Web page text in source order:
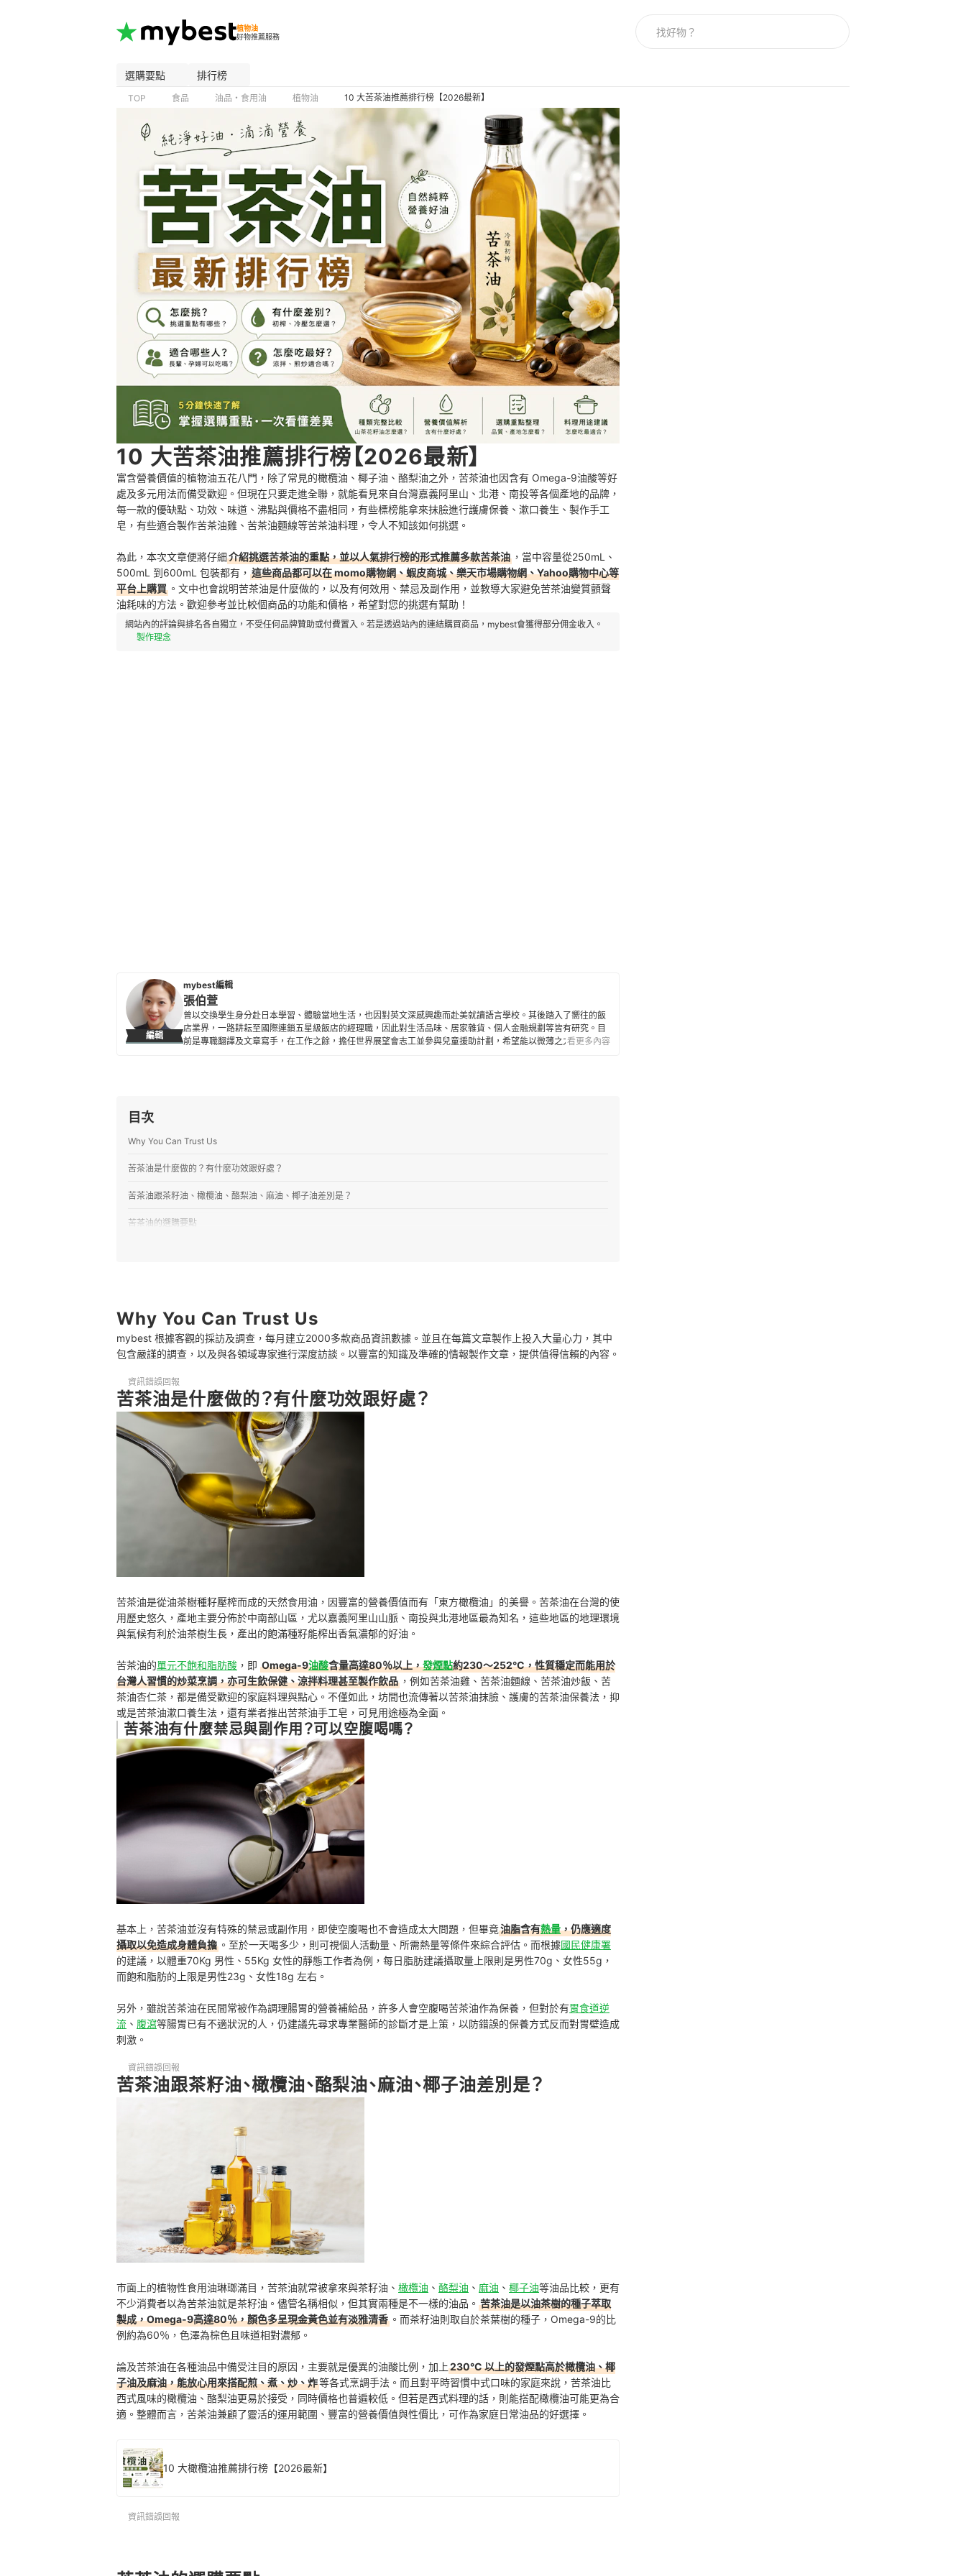
植物油
好物推薦服務
選購要點 排行榜
TOP 食品 油品・食用油 植物油 10 大苦茶油推薦排行榜【2026最新】
10 大苦茶油推薦排行榜【2026最新】
富含營養價值的植物油五花八門，除了常見的橄欖油、椰子油、酪梨油之外，苦茶油也因含有 Omega-9油酸等好
處及多元用法而備受歡迎。但現在只要走進全聯，就能看見來自台灣嘉義阿里山、北港、南投等各個產地的品牌，
每一款的優缺點、功效、味道、沸點與價格不盡相同，有些標榜能拿來抹臉進行護膚保養、漱口養生、製作手工
皂，有些適合製作苦茶油雞、苦茶油麵線等苦茶油料理，令人不知該如何挑選。
為此，本次文章便將仔細介紹挑選苦茶油的重點，並以人氣排行榜的形式推薦多款苦茶油 ，當中容量從250mL、
500mL 到600mL 包裝都有， 這些商品都可以在 momo購物網、蝦皮商城、樂天市場購物網、Yahoo購物中心等
平台上購買 。文中也會說明苦茶油是什麼做的，以及有何效用、禁忌及副作用，並教導大家避免苦茶油變質顫聲
油耗味的方法。歡迎參考並比較個商品的功能和價格，希望對您的挑選有幫助！
網站內的評論與排名各自獨立，不受任何品牌贊助或付費置入。若是透過站內的連結購買商品，mybest會獲得部分佣金收入。
製作理念
編輯
mybest編輯
張伯萱
曾以交換學生身分赴日本學習、體驗當地生活，也因對英文深感興趣而赴美就讀語言學校。其後踏入了嚮往的飯
店業界，一路耕耘至國際連鎖五星級飯店的經理職，因此對生活品味、居家雜貨、個人金融規劃等皆有研究。目
前是專職翻譯及文章寫手，在工作之餘，擔任世界展望會志工並參與兒童援助計劃，希望能以微薄之力對社會有
看更多內容
目次
Why You Can Trust Us
苦茶油是什麼做的？有什麼功效跟好處？
苦茶油跟茶籽油、橄欖油、酪梨油、麻油、椰子油差別是？
苦茶油的選購要點
選容量適中的深色玻璃瓶裝，開封後3個月內用完以免變質
4 以具安全認證的優質純苦茶油為優先
苦茶油還有什麼用法？嘗試苦茶油料理、苦茶油護膚
一併認識其他優質植物油
Why You Can Trust Us
mybest 根據客觀的採訪及調查，每月建立2000多款商品資訊數據。並且在每篇文章製作上投入大量心力，其中
包含嚴謹的調查，以及與各領域專家進行深度訪談。以豐富的知識及準確的情報製作文章，提供值得信賴的內容。
資訊錯誤回報
苦茶油是什麼做的？有什麼功效跟好處？
苦茶油是從油茶樹種籽壓榨而成的天然食用油，因豐富的營養價值而有「東方橄欖油」的美譽。苦茶油在台灣的使
用歷史悠久，產地主要分佈於中南部山區，尤以嘉義阿里山山脈、南投與北港地區最為知名，這些地區的地理環境
與氣候有利於油茶樹生長，產出的飽滿種籽能榨出香氣濃郁的好油。
苦茶油的單元不飽和脂肪酸 ，即 Omega-9油酸含量高達80％以上，發煙點約230～252°C，性質穩定而能用於
台灣人習慣的炒菜烹調，亦可生飲保健、涼拌料理甚至製作飲品 ，例如苦茶油雞、苦茶油麵線、苦茶油炒飯、苦
茶油杏仁茶，都是備受歡迎的家庭料理與點心。不僅如此，坊間也流傳著以苦茶油抹臉、護膚的苦茶油保養法，抑
或是苦茶油漱口養生法，還有業者推出苦茶油手工皂，可見用途極為全面。
苦茶油有什麼禁忌與副作用？可以空腹喝嗎？
基本上，苦茶油並沒有特殊的禁忌或副作用，即使空腹喝也不會造成太大問題，但畢竟油脂含有熱量，仍應適度
攝取以免造成身體負擔 。至於一天喝多少，則可視個人活動量、所需熱量等條件來綜合評估。而根據國民健康署
的建議，以體重70Kg 男性、55Kg 女性的靜態工作者為例，每日脂肪建議攝取量上限則是男性70g、女性55g，
而飽和脂肪的上限是男性23g、女性18g 左右。
另外，雖說苦茶油在民間常被作為調理腸胃的營養補給品，許多人會空腹喝苦茶油作為保養，但對於有胃食道逆
流 、 腹瀉等腸胃已有不適狀況的人，仍建議先尋求專業醫師的診斷才是上策，以防錯誤的保養方式反而對胃壁造成
刺激。
資訊錯誤回報
苦茶油跟茶籽油、橄欖油、酪梨油、麻油、椰子油差別是？
市面上的植物性食用油琳瑯滿目，苦茶油就常被拿來與茶籽油、 橄欖油 、 酪梨油 、 麻油 、 椰子油等油品比較，更有
不少消費者以為苦茶油就是茶籽油。儘管名稱相似，但其實兩種是不一樣的油品。 苦茶油是以油茶樹的種子萃取
製成，Omega-9高達80％，顏色多呈現金黃色並有淡雅清香 。而茶籽油則取自於茶葉樹的種子，Omega-9的比
例約為60％，色澤為棕色且味道相對濃郁。
論及苦茶油在各種油品中備受注目的原因，主要就是優異的油酸比例，加上230°C 以上的發煙點高於橄欖油、椰
子油及麻油，能放心用來搭配煎、煮、炒、炸等各式烹調手法。而且對平時習慣中式口味的家庭來說，苦茶油比
西式風味的橄欖油、酪梨油更易於接受，同時價格也普遍較低。但若是西式料理的話，則能搭配橄欖油可能更為合
適。整體而言，苦茶油兼顧了靈活的運用範圍、豐富的營養價值與性價比，可作為家庭日常油品的好選擇。
10 大橄欖油推薦排行榜【2026最新】
資訊錯誤回報